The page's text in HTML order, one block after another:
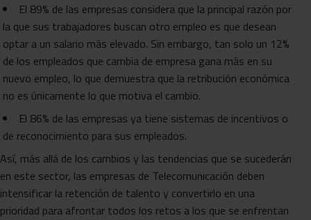
El 89% de las empresas considera que la principal razón por
la que sus trabajadores buscan otro empleo es que desean
optar a un salario más elevado. Sin embargo, tan solo un 12%
de los empleados que cambia de empresa gana más en su
nuevo empleo, lo que demuestra que la retribución económica
no es únicamente lo que motiva el cambio.
El 86% de las empresas ya tiene sistemas de incentivos o
de reconocimiento para sus empleados.
Así, más allá de los cambios y las tendencias que se sucederán
en este sector, las empresas de Telecomunicación deben
intensificar la retención de talento y convertirlo en una
prioridad para afrontar todos los retos a los que se enfrentan